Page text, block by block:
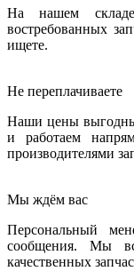
На нашем
востребованных
ищете.
Не переплачиваете
Наши цены
и работаем
производителями
Мы ждём вас
Персональный
сообщения. Мы
качественных